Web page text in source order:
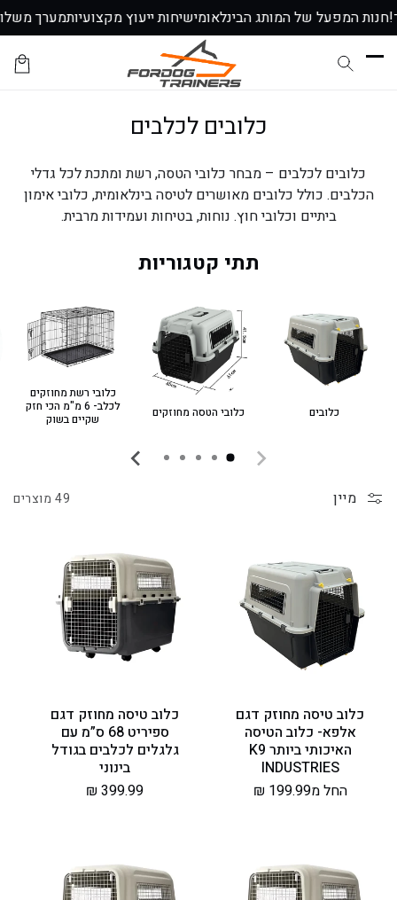
דלג
לתוכן
חנות המפעל של המותג הבינלאומישיחות ייעוץ מקצועיותמערך
עגלת
הקניות
ק
ל
ק
כלובים לכלבים
כלובים לכלבים – מבחר כלובי הטסה, רשת ומתכת לכל גדלי
הכלבים. כולל כלובים מאושרים לטיסה בינלאומית, כלובי אימון
ביתיים וכלובי חוץ. נוחות, בטיחות ועמידות מרבית.
תתי קטגוריות
כלובים כלובי הטסה מחוזקים
כלובי רשת מחוזקים
לכלב- 6 מ"מ הכי חזק
שקיים בשוק
מיין 49 מוצרים
כלוב טיסה מחוזק דגם
אלפא- כלוב הטיסה
האיכותי ביותר K9
INDUSTRIES
מחיר
החל מ199.99 ₪
כלוב טיסה מחוזק דגם
ספיריט 68 ס”מ עם
גלגלים לכלבים בגודל
בינוני
מחיר
399.99 ₪